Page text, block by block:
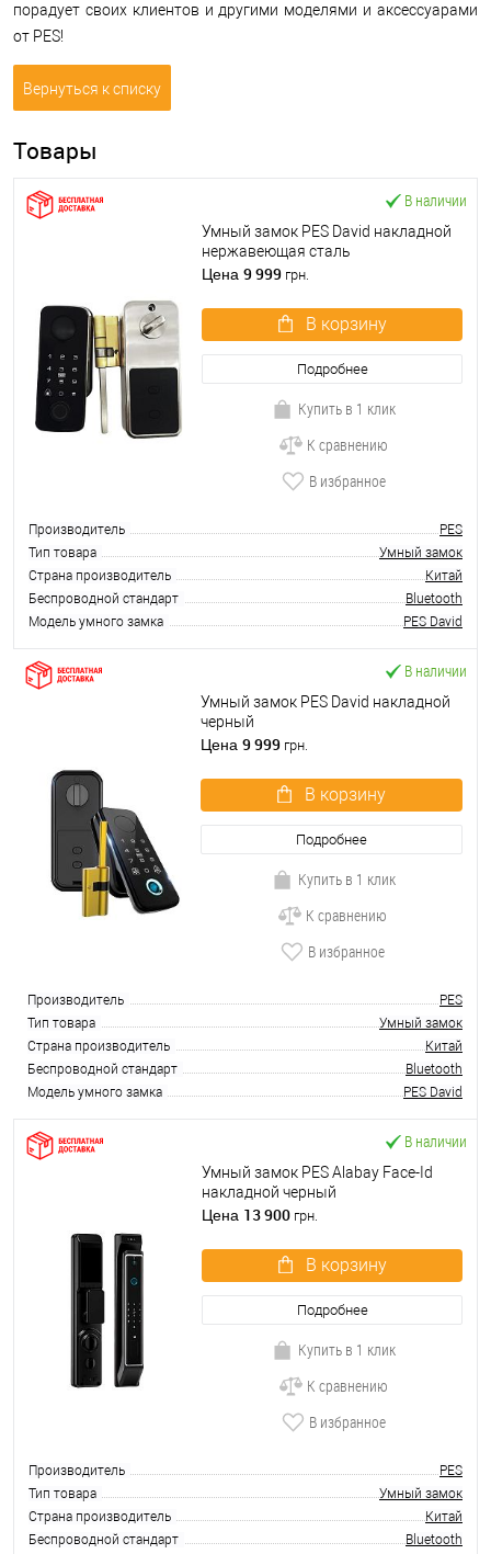
порадует своих клиентов и другими моделями и аксессуарами
от PES!
Вернуться к списку
Товары
В наличии
Умный замок PES David накладной
нержавеющая сталь
Цена 9 999 грн.
В корзину
Подробнее
Купить в 1 клик
К сравнению
В избранное
Производитель
PES
Тип товара
Умный замок
Страна производитель
Китай
Беспроводной стандарт
Bluetooth
Модель умного замка
PES David
В наличии
Умный замок PES David накладной
черный
Цена 9 999 грн.
В корзину
Подробнее
Купить в 1 клик
К сравнению
В избранное
Производитель
PES
Тип товара
Умный замок
Страна производитель
Китай
Беспроводной стандарт
Bluetooth
Модель умного замка
PES David
В наличии
Умный замок PES Alabay Face-Id
накладной черный
Цена 13 900 грн.
В корзину
Подробнее
Купить в 1 клик
К сравнению
В избранное
Производитель
PES
Тип товара
Умный замок
Страна производитель
Китай
Беспроводной стандарт
Bluetooth